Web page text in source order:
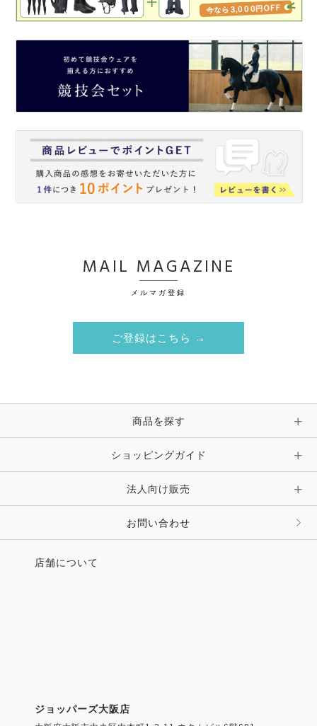
MAIL MAGAZINE
メルマガ登録
ご登録はこちら →
商品を探す
ショッピングガイド
法人向け販売
お問い合わせ
店舗について
ジョッパーズ大阪店